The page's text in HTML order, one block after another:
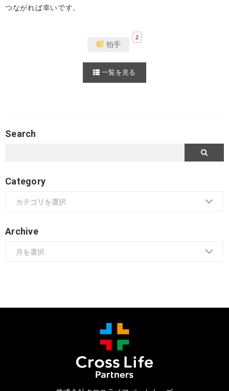
つながれば幸いです。
拍手
2
一覧を見る
Search
Category
Archive